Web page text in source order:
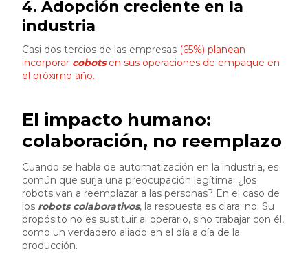
4. Adopción creciente en la
industria
Casi dos tercios de las empresas (65%) planean
incorporar cobotsen sus operaciones de empaque en
el próximo año.
El impacto humano:
colaboración, no reemplazo
Cuando se habla de automatización en la industria, es
común que surja una preocupación legítima: ¿los
robots van a reemplazar a las personas? En el caso de
los robots colaborativos, la respuesta es clara: no. Su
propósito no es sustituir al operario, sino trabajar con él,
como un verdadero aliado en el día a día de la
producción.